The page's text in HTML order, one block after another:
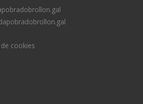
cookies